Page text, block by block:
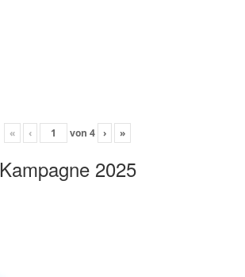
« ‹ von 4 › »
Kampagne 2025